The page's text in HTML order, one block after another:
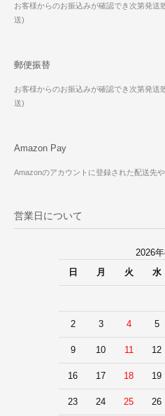
お客様からのお振込みが確認でき次第発送
送)
郵便振替
お客様からのお振込みが確認でき次第発送
送)
Amazon Pay
Amazonのアカウントに登録された配送先
営業日について
2026年
日
月 火 水
2 3 4 5
9 10 11 12
16 17 18 19
23 24 25 26